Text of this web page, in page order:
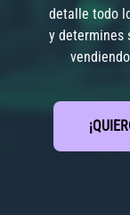
detalle todo
y determines